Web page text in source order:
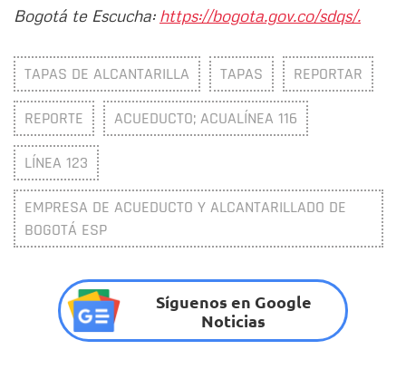
Bogotá te Escucha: https://bogota.gov.co/sdqs/.
TAPAS DE ALCANTARILLA TAPAS REPORTAR
REPORTE ACUEDUCTO; ACUALÍNEA 116
LÍNEA 123
EMPRESA DE ACUEDUCTO Y ALCANTARILLADO DE
BOGOTÁ ESP
Síguenos en Google
Noticias